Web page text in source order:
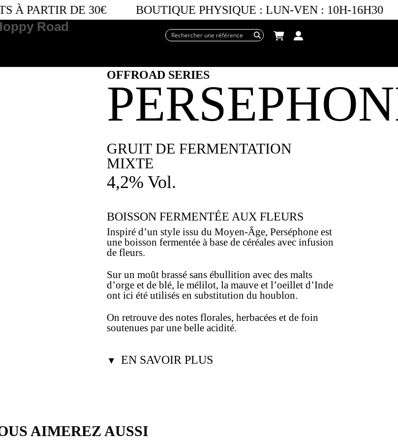
À PARTIR DE 30€ BOUTIQUE PHYSIQUE :LUN-VEN :10H-16H30
OFFROAD SERIES
GRUIT DE FERMENTATION
MIXTE
4,2% Vol.
BOISSON FERMENTÉE AUX FLEURS
Inspiré d’un style issu du Moyen-Âge, Perséphone est
une boisson fermentée à base de céréales avec infusion
de fleurs.
Sur un moût brassé sans ébullition avec des malts
d’orge et de blé, le mélilot, la mauve et l’oeillet d’Inde
ont ici été utilisés en substitution du houblon.
On retrouve des notes florales, herbacées et de foin
soutenues par une belle acidité.
▼ EN SAVOIR PLUS
AIMEREZ AUSSI